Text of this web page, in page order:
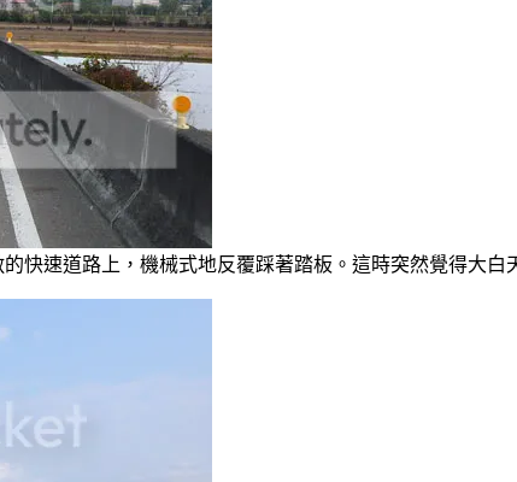
快速道路上，機械式地反覆踩著踏板。這時突然覺得大